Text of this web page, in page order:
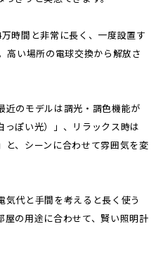
時間と非常に長く、一度設置す
高い場所の電球交換から解放さ
近のモデルは調光・調色機能が
ぽい光）」、リラックス時は
と、シーンに合わせて雰囲気を変
代と手間を考えると長く使う
の用途に合わせて、賢い照明計